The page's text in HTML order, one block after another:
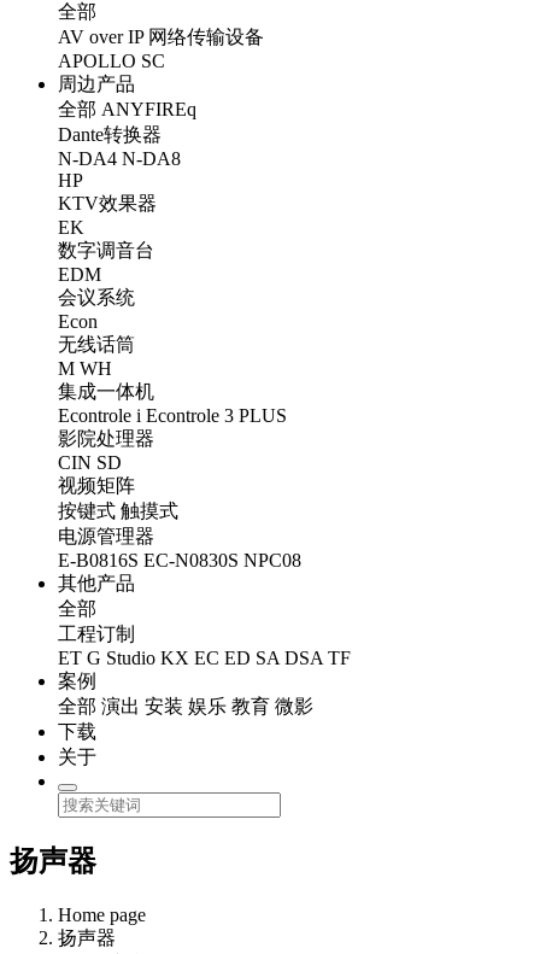
全部
AV over IP 网络传输设备
APOLLO SC
周边产品
全部 ANYFIREq
Dante转换器
N-DA4 N-DA8
HP
KTV效果器
EK
数字调音台
EDM
会议系统
Econ
无线话筒
M WH
集成一体机
Econtrole i Econtrole 3 PLUS
影院处理器
CIN SD
视频矩阵
按键式 触摸式
电源管理器
E-B0816S EC-N0830S NPC08
其他产品
全部
工程订制
ET G Studio KX EC ED SA DSA TF
案例
全部 演出 安装 娱乐 教育 微影
下载
关于
扬声器
Home page
扬声器